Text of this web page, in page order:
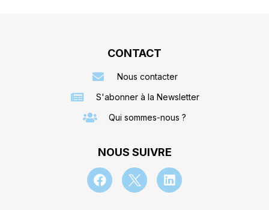
CONTACT
Nous contacter
S'abonner à la Newsletter
Qui sommes-nous ?
NOUS SUIVRE